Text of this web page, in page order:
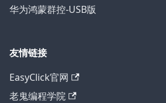
华为鸿蒙群控-USB版
友情链接
EasyClick官网
老鬼编程学院